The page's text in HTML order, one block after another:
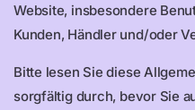
Website, insbesondere
Kunden, Händler und/oder
Bitte lesen Sie diese
sorgfältig durch, bevor Sie